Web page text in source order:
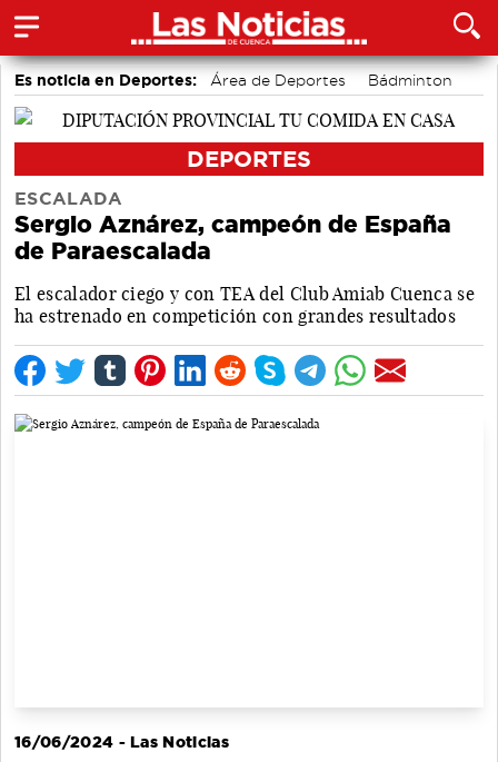
Es noticia en Deportes: Área de Deportes
Bádminton
Motor
DEPORTES
ESCALADA
Sergio Aznárez, campeón de España
de Paraescalada
El escalador ciego y con TEA del Club Amiab Cuenca se
ha estrenado en competición con grandes resultados
16/06/2024 - Las Noticias